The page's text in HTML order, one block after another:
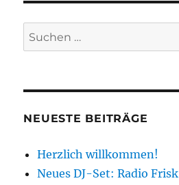
Suchen
nach:
NEUESTE BEITRÄGE
Herzlich willkommen!
Neues DJ-Set: Radio Frisk